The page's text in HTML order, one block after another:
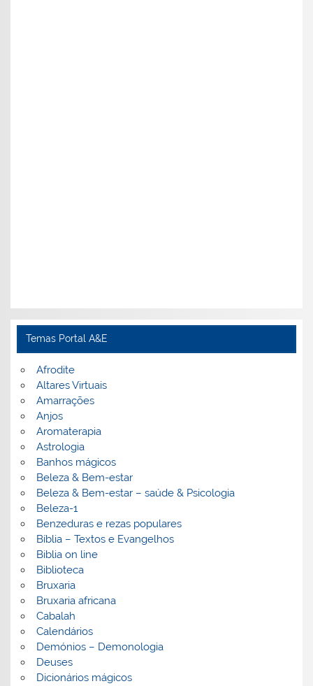
Temas Portal A&E
Afrodite
Altares Virtuais
Amarrações
Anjos
Aromaterapia
Astrologia
Banhos mágicos
Beleza & Bem-estar
Beleza & Bem-estar – saúde & Psicologia
Beleza-1
Benzeduras e rezas populares
Bíblia – Textos e Evangelhos
Biblia on line
Biblioteca
Bruxaria
Bruxaria africana
Cabalah
Calendários
Demónios – Demonologia
Deuses
Dicionários mágicos